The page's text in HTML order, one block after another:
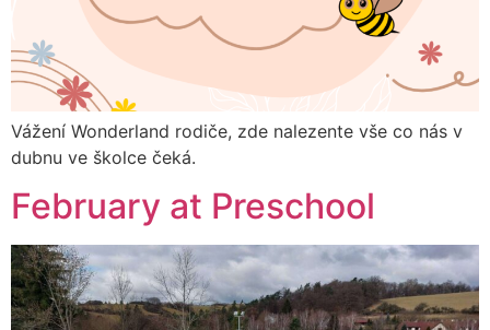
Vážení Wonderland rodiče, zde nalezente vše co nás v
dubnu ve školce čeká.
February at Preschool